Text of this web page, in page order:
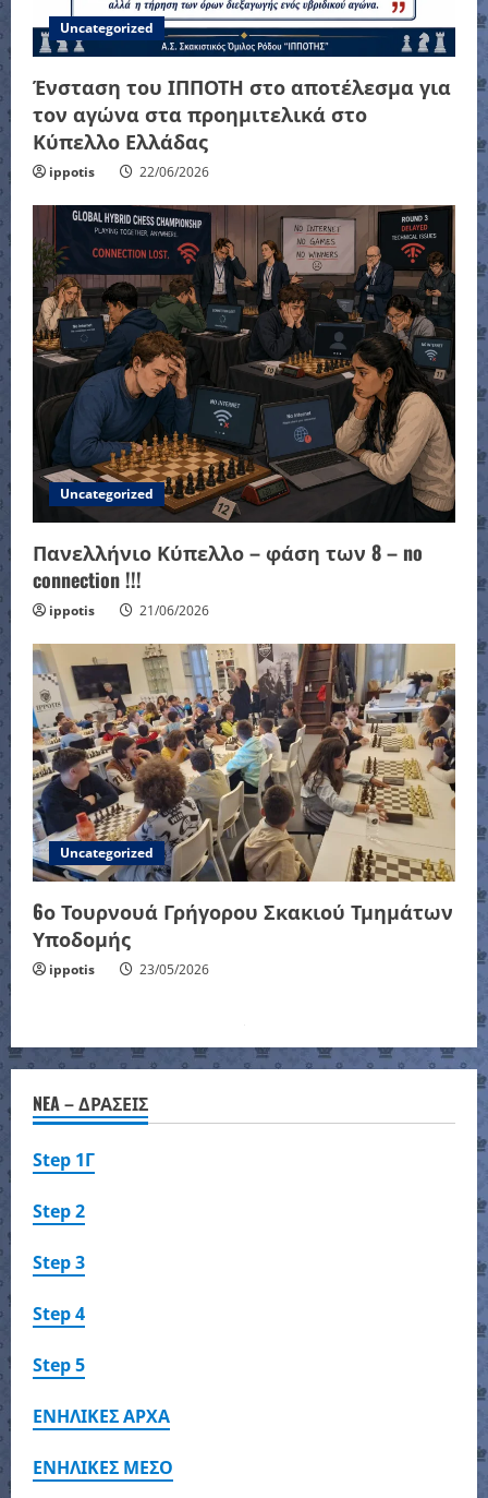
Uncategorized
Ένσταση του ΙΠΠΟΤΗ στο αποτέλεσμα για
τον αγώνα στα προημιτελικά στο
Κύπελλο Ελλάδας
ippotis 22/06/2026
Uncategorized
Πανελλήνιο Κύπελλο – φάση των 8 – no
connection !!!
ippotis 21/06/2026
Uncategorized
6ο Τουρνουά Γρήγορου Σκακιού Τμημάτων
Υποδομής
ippotis 23/05/2026
NEA – ΔΡΑΣΕΙΣ
Step 1Γ
Step 2
Step 3
Step 4
Step 5
ΕΝΗΛΙΚΕΣ ΑΡΧΑ
ΕΝΗΛΙΚΕΣ ΜΕΣΟ